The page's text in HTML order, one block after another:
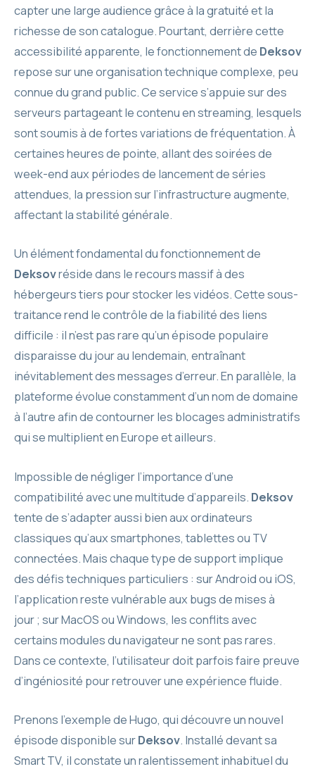
capter une large audience grâce à la gratuité et la
richesse de son catalogue. Pourtant, derrière cette
accessibilité apparente, le fonctionnement de Deksov
repose sur une organisation technique complexe, peu
connue du grand public. Ce service s’appuie sur des
serveurs partageant le contenu en streaming, lesquels
sont soumis à de fortes variations de fréquentation. À
certaines heures de pointe, allant des soirées de
week-end aux périodes de lancement de séries
attendues, la pression sur l’infrastructure augmente,
affectant la stabilité générale.
Un élément fondamental du fonctionnement de
Deksovréside dans le recours massif à des
hébergeurs tiers pour stocker les vidéos. Cette sous-
traitance rend le contrôle de la fiabilité des liens
difficile : il n’est pas rare qu’un épisode populaire
disparaisse du jour au lendemain, entraînant
inévitablement des messages d’erreur. En parallèle, la
plateforme évolue constamment d’un nom de domaine
à l’autre afin de contourner les blocages administratifs
qui se multiplient en Europe et ailleurs.
Impossible de négliger l’importance d’une
compatibilité avec une multitude d’appareils. Deksov
tente de s’adapter aussi bien aux ordinateurs
classiques qu’aux smartphones, tablettes ou TV
connectées. Mais chaque type de support implique
des défis techniques particuliers : sur Android ou iOS,
l’application reste vulnérable aux bugs de mises à
jour ; sur MacOS ou Windows, les conflits avec
certains modules du navigateur ne sont pas rares.
Dans ce contexte, l’utilisateur doit parfois faire preuve
d’ingéniosité pour retrouver une expérience fluide.
Prenons l’exemple de Hugo, qui découvre un nouvel
épisode disponible surDeksov. Installé devant sa
Smart TV, il constate un ralentissement inhabituel du